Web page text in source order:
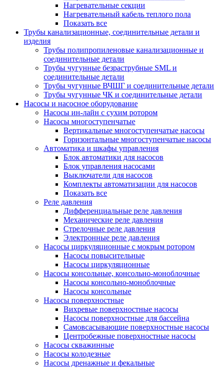
Нагревательные секции
Нагревательный кабель теплого пола
Показать все
Трубы канализационные, соединительные детали и
изделия
Трубы полипропиленовые канализационные и
соединительные детали
Трубы чугунные безраструбные SML и
соединительные детали
Трубы чугунные ВЧШГ и соединительные детали
Трубы чугунные ЧК и соединительные детали
Насосы и насосное оборудование
Насосы ин-лайн с сухим ротором
Насосы многоступенчатые
Вертикальные многоступенчатые насосы
Горизонтальные многоступенчатые насосы
Автоматика и шкафы управления
Блок автоматики для насосов
Блок управления насосами
Выключатели для насосов
Комплекты автоматизации для насосов
Показать все
Реле давления
Дифференциальные реле давления
Механические реле давления
Стрелочные реле давления
Электронные реле давления
Насосы циркуляционные с мокрым ротором
Насосы повысительные
Насосы циркуляционные
Насосы консольные, консольно-моноблочные
Насосы консольно-моноблочные
Насосы консольные
Насосы поверхностные
Вихревые поверхностные насосы
Насосы поверхностные для бассейна
Самовсасывающие поверхностные насосы
Центробежные поверхностные насосы
Насосы скважинные
Насосы колодезные
Насосы дренажные и фекальные